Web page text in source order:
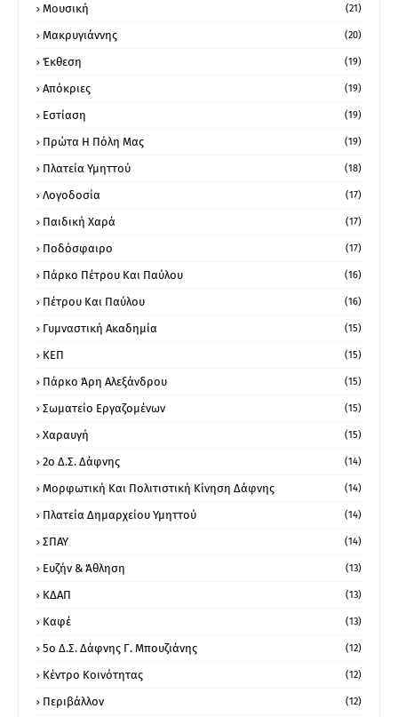
Μουσική (21)
Μακρυγιάννης (20)
Έκθεση (19)
Απόκριες (19)
Εστίαση (19)
Πρώτα Η Πόλη Μας (19)
Πλατεία Υμηττού (18)
Λογοδοσία (17)
Παιδική Χαρά (17)
Ποδόσφαιρο (17)
Πάρκο Πέτρου Και Παύλου (16)
Πέτρου Και Παύλου (16)
Γυμναστική Ακαδημία (15)
ΚΕΠ (15)
Πάρκο Άρη Αλεξάνδρου (15)
Σωματείο Εργαζομένων (15)
Χαραυγή (15)
2ο Δ.Σ. Δάφνης (14)
Μορφωτική Και Πολιτιστική Κίνηση Δάφνης (14)
Πλατεία Δημαρχείου Υμηττού (14)
ΣΠΑΥ (14)
Ευζήν & Άθληση (13)
ΚΔΑΠ (13)
Καφέ (13)
5ο Δ.Σ. Δάφνης Γ. Μπουζιάνης (12)
Κέντρο Κοινότητας (12)
Περιβάλλον (12)